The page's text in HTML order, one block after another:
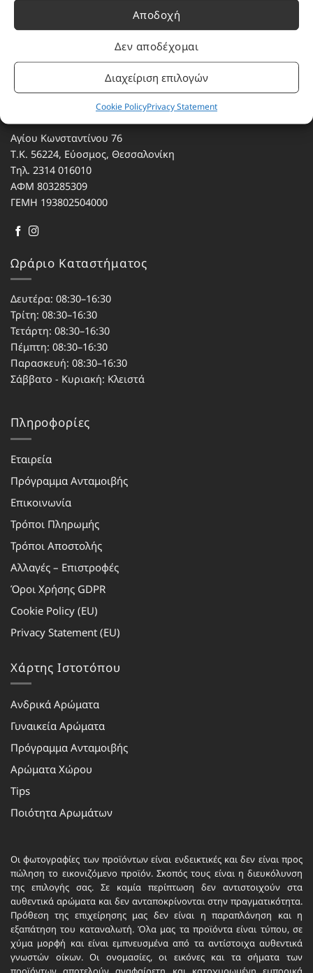
Αποδοχή
Δεν αποδέχομαι
Διαχείριση επιλογών
Cookie PolicyPrivacy Statement
Δημιουργών-Οίκων. Οι εικόνες ενδέχεται να
υπόκεινται σε πνευματικά δικαιώματα.
Με επιφύλαξη κάθε νόμιμου δικαιώματος.
Eau de parfum
Αγίου Κωνσταντίνου 76
Τ.Κ. 56224, Εύοσμος, Θεσσαλονίκη
Τηλ. 2314 016010
ΑΦΜ 803285309
ΓΕΜΗ 193802504000
Ωράριο Καταστήματος
Δευτέρα: 08:30–16:30
Τρίτη: 08:30–16:30
Τετάρτη: 08:30–16:30
Πέμπτη: 08:30–16:30
Παρασκευή: 08:30–16:30
Σάββατο - Κυριακή: Κλειστά
Πληροφορίες
Εταιρεία
Πρόγραμμα Ανταμοιβής
Επικοινωνία
Τρόποι Πληρωμής
Τρόποι Αποστολής
Αλλαγές – Επιστροφές
Όροι Χρήσης GDPR
Cookie Policy (EU)
Privacy Statement (EU)
Χάρτης Ιστοτόπου
Ανδρικά Αρώματα
Γυναικεία Αρώματα
Πρόγραμμα Ανταμοιβής
Αρώματα Χώρου
Tips
Ποιότητα Αρωμάτων
Οι φωτογραφίες των προϊόντων είναι ενδεικτικές και δεν είναι προς
πώληση το εικονιζόμενο προϊόν. Σκοπός τους είναι η διευκόλυνση
της επιλογής σας. Σε καμία περίπτωση δεν αντιστοιχούν στα
αυθεντικά αρώματα και δεν ανταποκρίνονται στην πραγματικότητα.
Πρόθεση της επιχείρησης μας δεν είναι η παραπλάνηση και η
εξαπάτηση του καταναλωτή. Όλα μας τα προϊόντα είναι τύπου, σε
χύμα μορφή και είναι εμπνευσμένα από τα αντίστοιχα αυθεντικά
γνωστών οίκων. Οι ονομασίες, οι εικόνες και τα σήματα των